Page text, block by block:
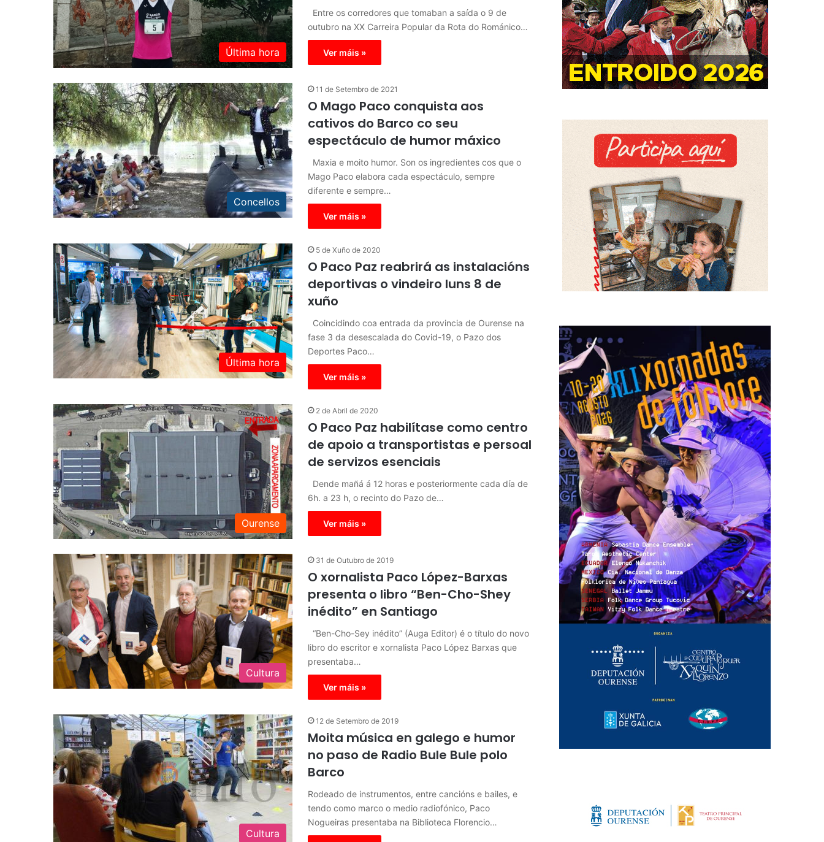
Última hora
Entre os corredores que tomaban a saída o 9 de
outubro na XX Carreira Popular da Rota do Románico…
Ver máis »
Concellos
11 de Setembro de 2021
O Mago Paco conquista aos
cativos do Barco co seu
espectáculo de humor máxico
Maxia e moito humor. Son os ingredientes cos que o
Mago Paco elabora cada espectáculo, sempre
diferente e sempre…
Ver máis »
Última hora
5 de Xuño de 2020
O Paco Paz reabrirá as instalacións
deportivas o vindeiro luns 8 de
xuño
Coincidindo coa entrada da provincia de Ourense na
fase 3 da desescalada do Covid-19, o Pazo dos
Deportes Paco…
Ver máis »
Ourense
2 de Abril de 2020
O Paco Paz habilítase como centro
de apoio a transportistas e persoal
de servizos esenciais
Dende mañá á 12 horas e posteriormente cada día de
6h. a 23 h, o recinto do Pazo de…
Ver máis »
Cultura
31 de Outubro de 2019
O xornalista Paco López-Barxas
presenta o libro “Ben-Cho-Shey
inédito” en Santiago
“Ben-Cho-Sey inédito” (Auga Editor) é o título do novo
libro do escritor e xornalista Paco López Barxas que
presentaba…
Ver máis »
Cultura
12 de Setembro de 2019
Moita música en galego e humor
no paso de Radio Bule Bule polo
Barco
Rodeado de instrumentos, entre cancións e bailes, e
tendo como marco o medio radiofónico, Paco
Nogueiras presentaba na Biblioteca Florencio…